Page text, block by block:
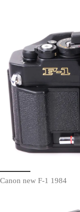
Canon new F-1 1984